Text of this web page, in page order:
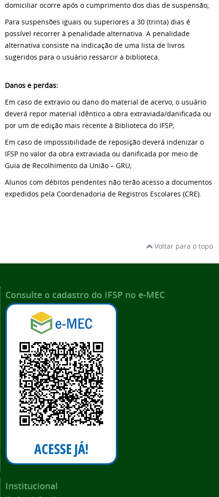
domiciliar ocorre após o cumprimento dos dias de suspensão;
Para suspensões iguais ou superiores a 30 (trinta) dias é
possível recorrer à penalidade alternativa. A penalidade
alternativa consiste na indicação de uma lista de livros
sugeridos para o usuário ressarcir a biblioteca.
Danos e perdas:
Em caso de extravio ou dano do material de acervo, o usuário
deverá repor material idêntico a obra extraviada/danificada ou
por um de edição mais recente à Biblioteca do IFSP;
Em caso de impossibilidade de reposição deverá indenizar o
IFSP no valor da obra extraviada ou danificada por meio de
Guia de Recolhimento da União – GRU;
Alunos com débitos pendentes não terão acesso a documentos
expedidos pela Coordenadoria de Registros Escolares (CRE).
Voltar para o topo
Consulte o cadastro do IFSP no e-MEC
Institucional